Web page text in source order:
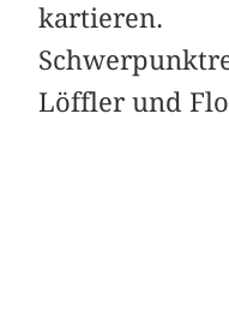
kartieren.
Löffler und